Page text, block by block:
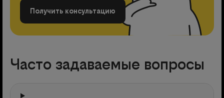
Получить консультацию
Часто задаваемые вопросы